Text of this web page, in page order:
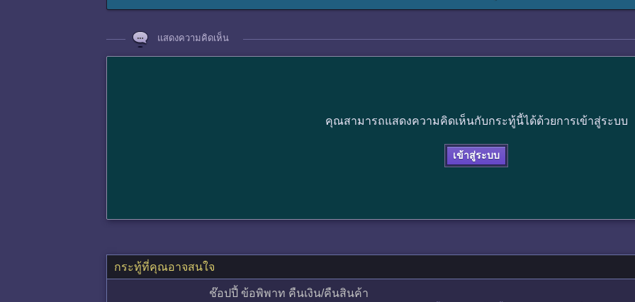
แสดงความคิดเห็น
คุณสามารถแสดงความคิดเห็นกับกระทู้นี้ได้ด้วยการเข้าสู่ระบบ
เข้าสู่ระบบ
กระทู้ที่คุณอาจสนใจ
ช๊อปปี้ ข้อพิพาท คืนเงิน/คืนสินค้า